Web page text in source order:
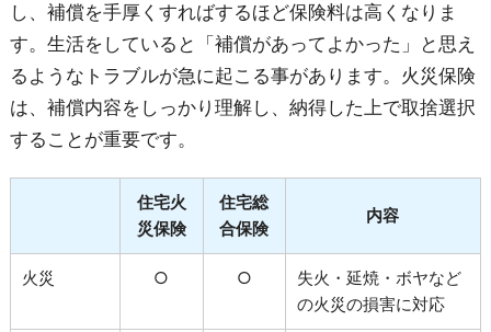
し、補償を手厚くすればするほど保険料は高くなりま
す。生活をしていると「補償があってよかった」と思え
るようなトラブルが急に起こる事があります。火災保険
は、補償内容をしっかり理解し、納得した上で取捨選択
することが重要です。
住宅火
災保険
住宅総
合保険
内容
火災 ○ ○
失火・延焼・ボヤなど
の火災の損害に対応